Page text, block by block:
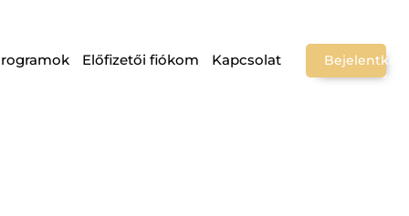
Előfizetői fiókom Kapcsolat